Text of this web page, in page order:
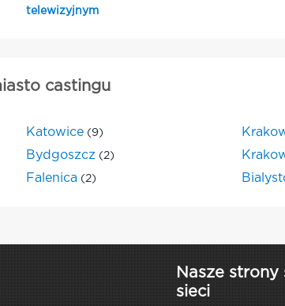
telewizyjnym
castingu
Katowice (9)
Bydgoszcz (2)
Falenica (2)
Nasze strony
sieci